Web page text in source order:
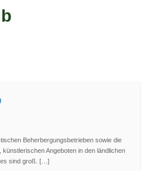
Beherbergungsbetrieben sowie die
künstlerischen Angeboten in den ländlichen
sind groß. […]